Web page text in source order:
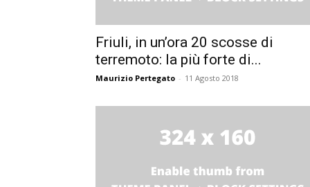
Friuli, in un’ora 20 scosse di
terremoto: la più forte di...
Maurizio Pertegato - 11 Agosto 2018